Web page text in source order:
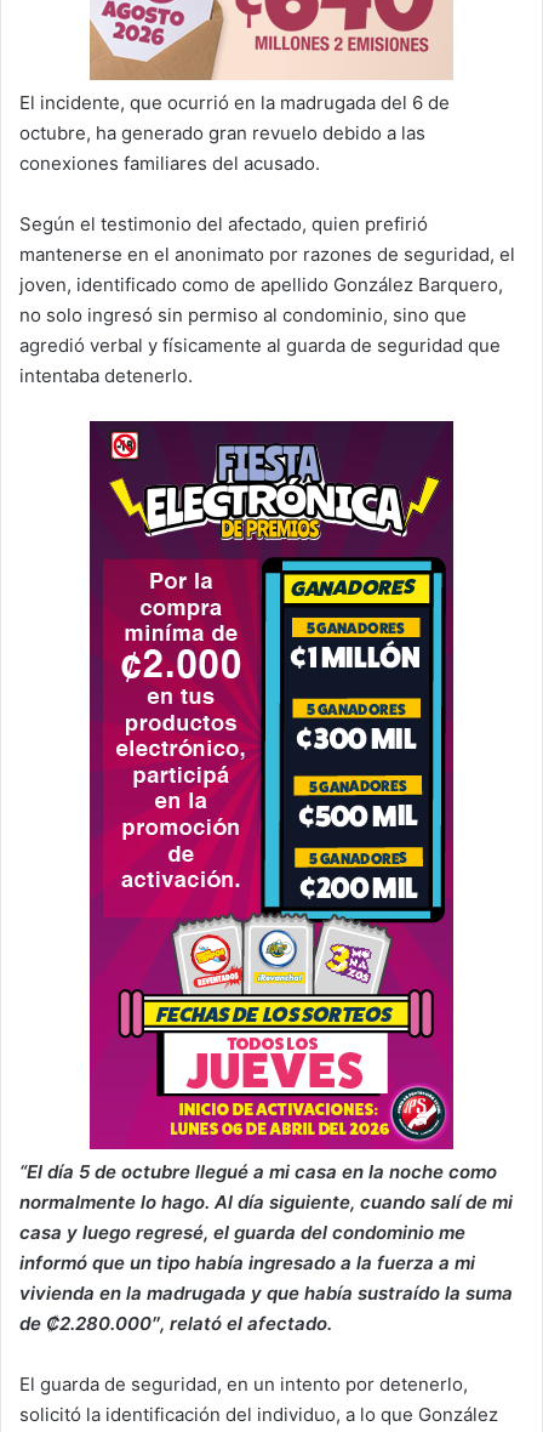
El incidente, que ocurrió en la madrugada del 6 de
octubre, ha generado gran revuelo debido a las
conexiones familiares del acusado.
Según el testimonio del afectado, quien prefirió
mantenerse en el anonimato por razones de seguridad, el
joven, identificado como de apellido González Barquero,
no solo ingresó sin permiso al condominio, sino que
agredió verbal y físicamente al guarda de seguridad que
intentaba detenerlo.
“El día 5 de octubre llegué a mi casa en la noche como
normalmente lo hago. Al día siguiente, cuando salí de mi
casa y luego regresé, el guarda del condominio me
informó que un tipo había ingresado a la fuerza a mi
vivienda en la madrugada y que había sustraído la suma
de ₡2.280.000″, relató el afectado.
El guarda de seguridad, en un intento por detenerlo,
solicitó la identificación del individuo, a lo que González